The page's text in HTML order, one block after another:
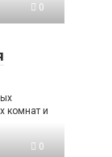
0
комнат и
0